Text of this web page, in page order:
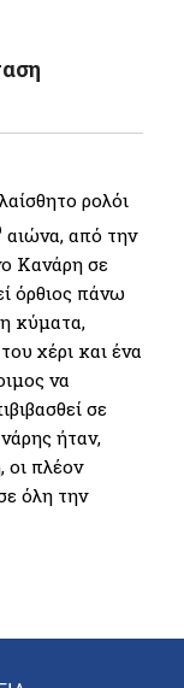
ρολόι
αιώνα, από την
Κανάρη σε
όρθιος πάνω
κύματα,
χέρι και ένα
να
σε
ήταν,
πλέον
όλη την